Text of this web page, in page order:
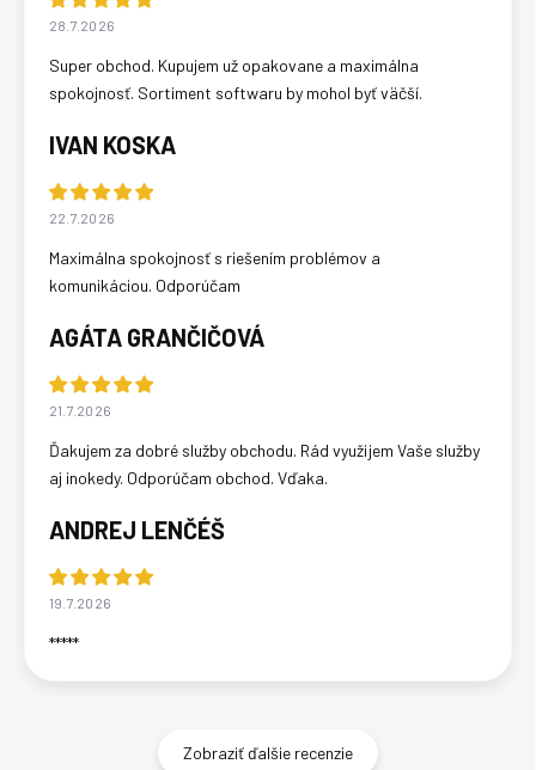
28.7.2026
Super obchod. Kupujem už opakovane a maximálna
spokojnosť. Sortiment softwaru by mohol byť väčší.
IVAN KOSKA
22.7.2026
Maximálna spokojnosť s riešením problémov a
komunikáciou. Odporúčam
AGÁTA GRANČIČOVÁ
21.7.2026
Ďakujem za dobré služby obchodu. Rád využijem Vaše služby
aj inokedy. Odporúčam obchod. Vďaka.
ANDREJ LENČÉŠ
19.7.2026
*****
Zobraziť ďalšie recenzie